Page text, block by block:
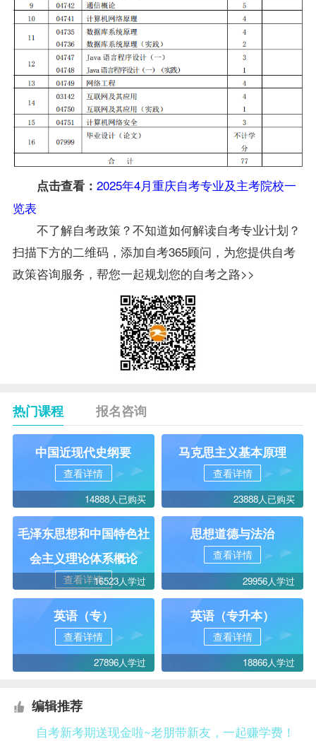
点击查看： 2025年4月重庆自考专业及主考院校一
览表
不了解自考政策？不知道如何解读自考专业计划？
扫描下方的二维码，添加自考365顾问，为您提供自考
政策咨询服务，帮您一起规划您的自考之路>>
热门课程 报名咨询
中国近现代史纲要
查看详情
14888人已购买
马克思主义基本原理
查看详情
23888人已购买
毛泽东思想和中国特色社
会主义理论体系概论
查看详情16523人学过
思想道德与法治
查看详情
29956人学过
英语（专）
查看详情
27896人学过
英语（专升本）
查看详情
18866人学过
编辑推荐
自考新考期送现金啦~老朋带新友，一起赚学费！